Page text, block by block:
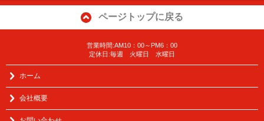
ページトップに戻る
営業時間:AM10：00～PM6：00
定休日:毎週 火曜日 水曜日
ホーム
会社概要